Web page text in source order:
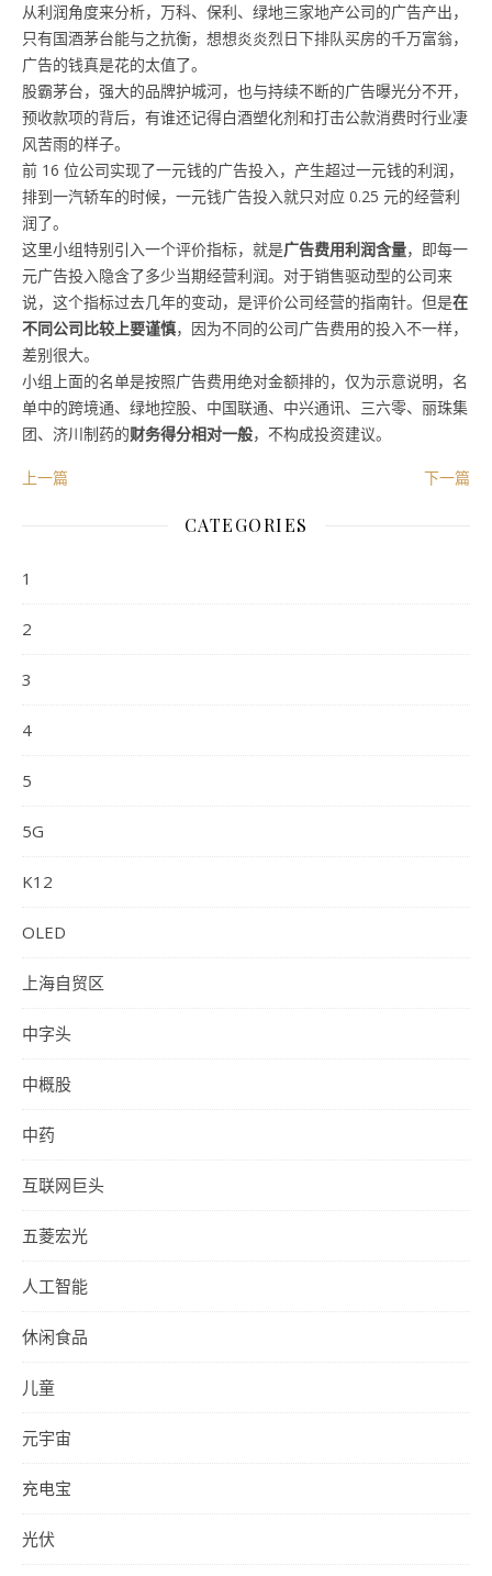
从利润角度来分析，万科、保利、绿地三家地产公司的广告产出，
只有国酒茅台能与之抗衡，想想炎炎烈日下排队买房的千万富翁，
广告的钱真是花的太值了。
股霸茅台，强大的品牌护城河，也与持续不断的广告曝光分不开，
预收款项的背后，有谁还记得白酒塑化剂和打击公款消费时行业凄
风苦雨的样子。
前 16 位公司实现了一元钱的广告投入，产生超过一元钱的利润，
排到一汽轿车的时候，一元钱广告投入就只对应 0.25 元的经营利
润了。
这里小组特别引入一个评价指标，就是广告费用利润含量，即每一
元广告投入隐含了多少当期经营利润。对于销售驱动型的公司来
说，这个指标过去几年的变动，是评价公司经营的指南针。但是在
不同公司比较上要谨慎，因为不同的公司广告费用的投入不一样，
差别很大。
小组上面的名单是按照广告费用绝对金额排的，仅为示意说明，名
单中的跨境通、绿地控股、中国联通、中兴通讯、三六零、丽珠集
团、济川制药的财务得分相对一般，不构成投资建议。
上一篇 下一篇
CATEGORIES
1
2
3
4
5
5G
K12
OLED
上海自贸区
中字头
中概股
中药
互联网巨头
五菱宏光
人工智能
休闲食品
儿童
元宇宙
充电宝
光伏